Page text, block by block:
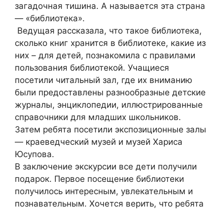
загадочная тишина. А называется эта страна
— «библиотека».
Ведущая рассказала, что такое библиотека,
сколько книг хранится в библиотеке, какие из
них – для детей, познакомила с правилами
пользования библиотекой. Учащиеся
посетили читальный зал, где их вниманию
были предоставлены разнообразные детские
журналы, энциклопедии, иллюстрированные
справочники для младших школьников.
Затем ребята посетили экспозиционные залы
— краеведческий музей и музей Хариса
Юсупова.
В заключение экскурсии все дети получили
подарок. Первое посещение библиотеки
получилось интересным, увлекательным и
познавательным. Хочется верить, что ребята